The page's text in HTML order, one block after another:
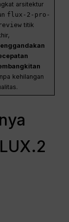
arsitektur
flux-2-pro-
titik
kehilangan